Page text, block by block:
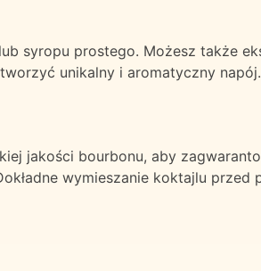
syropu prostego. Możesz także
unikalny i aromatyczny napój.
jakości bourbonu, aby
wymieszanie koktajlu przed